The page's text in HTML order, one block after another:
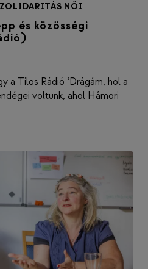
NŐI
és közösségi
a Tilos Rádió ‘Drágám, hol a
voltunk, ahol Hámori